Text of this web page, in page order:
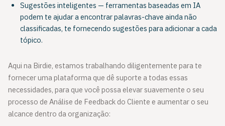
Sugestões inteligentes — ferramentas baseadas em IA
podem te ajudar a encontrar palavras-chave ainda não
classificadas, te fornecendo sugestões para adicionar a cada
tópico.
Aqui na Birdie, estamos trabalhando diligentemente para te
fornecer uma plataforma que dê suporte a todas essas
necessidades, para que você possa elevar suavemente o seu
processo de Análise de Feedback do Cliente e aumentar o seu
alcance dentro da organização: